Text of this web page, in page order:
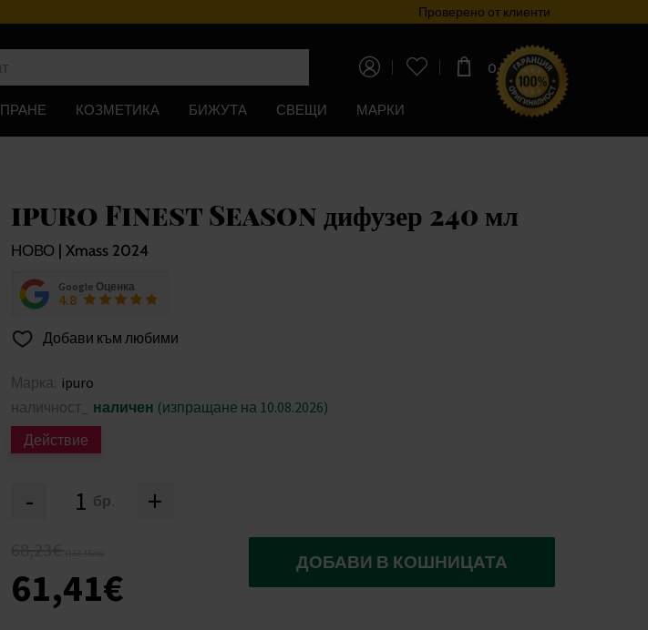
Програма за лоялностПроверено от клиенти
0,00€ (0,00лв)
ПРАНЕ КОЗМЕТИКА БИЖУТА СВЕЩИ МАРКИ
ipuro Finest Season дифузер 240 мл
НОВО | Xmass 2024
Google Оценка
4.8
Добави към любими
Марка: ipuro
наличност_
наличен (изпращане на 10.08.2026)
Действие
- бр. +
61,41€
ДОБАВИ В КОШНИЦАТА